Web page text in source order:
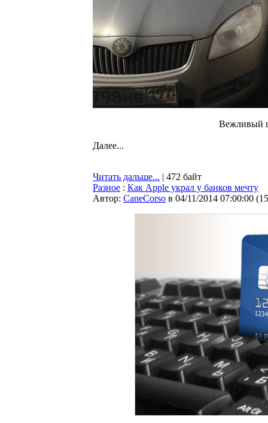
Вежливый
Далее...
Читать дальше... | 472 байт
Разное : Как Apple украл у банков мечту
Автор: CaneCorso в 04/11/2014 07:00:00 (